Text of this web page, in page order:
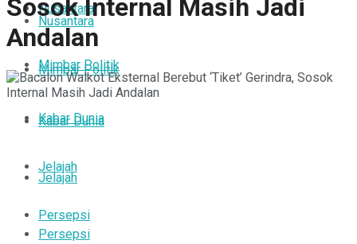
Nusantara
Mimbar Politik
Kabar Dunia
Jelajah
Persepsi
Nusantara
Mimbar Politik
Kabar Dunia
Jelajah
Persepsi
Sosok Internal Masih Jadi
Andalan